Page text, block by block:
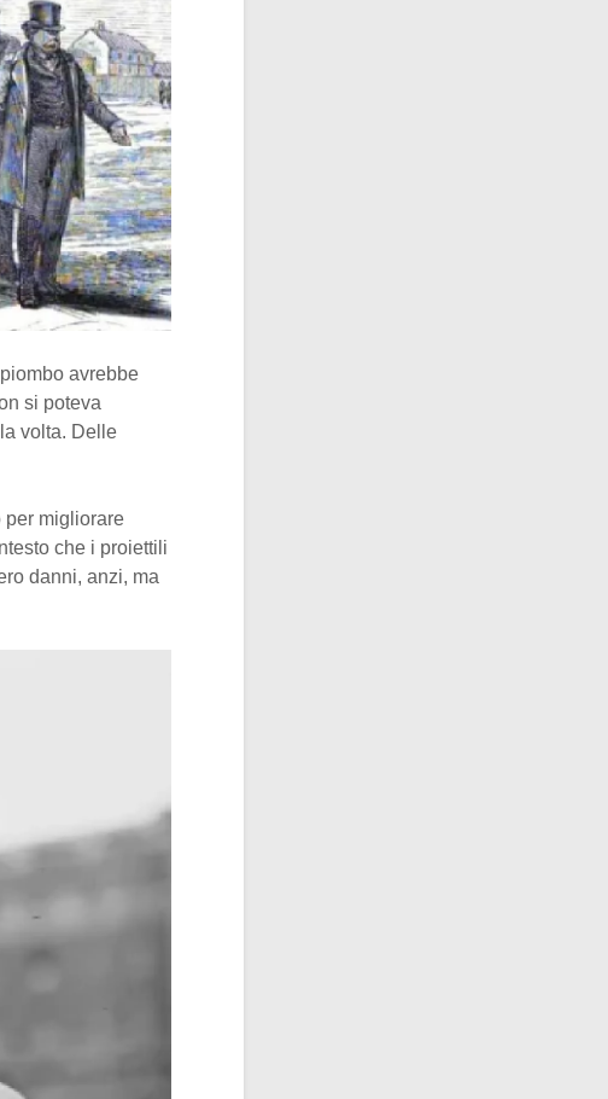
avrebbe
si poteva
volta. Delle
per migliorare
che i proiettili
danni, anzi, ma